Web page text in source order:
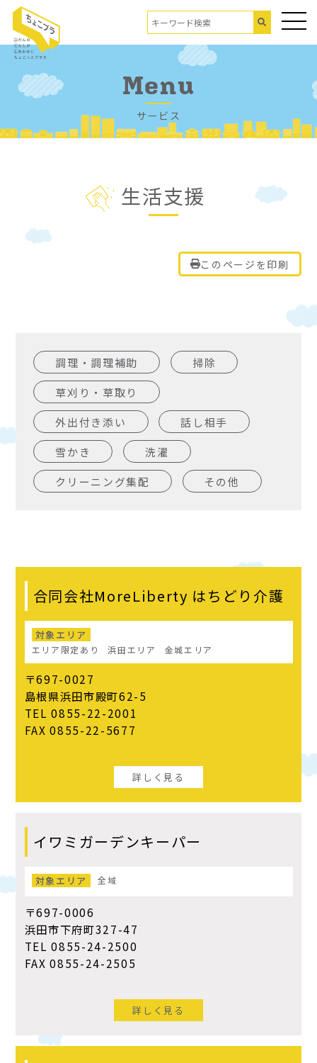
Menu
サービス
生活支援
このページを印刷
調理・調理補助
掃除
草刈り・草取り
外出付き添い
話し相手
雪かき
洗濯
クリーニング集配
その他
合同会社MoreLiberty はちどり介護
対象エリア
エリア限定あり 浜田エリア 金城エリア
〒697-0027
島根県浜田市殿町62-5
TEL 0855-22-2001
FAX 0855-22-5677
詳しく見る
イワミガーデンキーパー
対象エリア 全域
〒697-0006
浜田市下府町327-47
TEL 0855-24-2500
FAX 0855-24-2505
詳しく見る